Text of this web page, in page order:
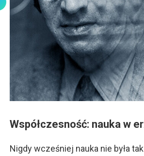
Współczesność: nauka w
Nigdy wcześniej nauka nie była